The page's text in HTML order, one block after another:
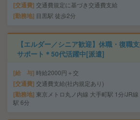
交通費 交通費規定に基づき交通費支給
勤務地 目黒駅 徒歩2分
【エルダー／シニア歓迎】休職・復職
サポート＊50代活躍中[派遣]
給 与 時給2000円＋交
交通費 交通費支給(社内規定あり)
勤務地 東京メトロ丸ノ内線 大手町駅 1分/JR線
駅 6分